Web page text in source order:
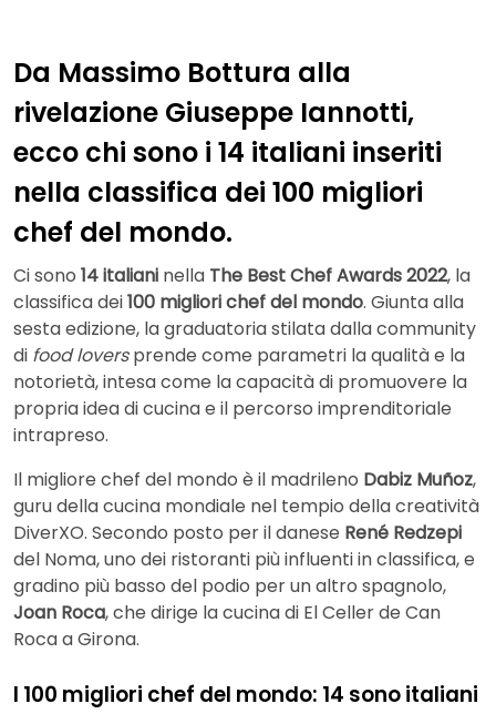
Da Massimo Bottura alla
rivelazione Giuseppe Iannotti,
ecco chi sono i 14 italiani inseriti
nella classifica dei 100 migliori
chef del mondo.
Ci sono 14 italiani nella The Best Chef Awards 2022, la
classifica dei100 migliori chef del mondo. Giunta alla
sesta edizione, la graduatoria stilata dalla community
di food loversprende come parametri la qualità e la
notorietà, intesa come la capacità di promuovere la
propria idea di cucina e il percorso imprenditoriale
intrapreso.
Il migliore chef del mondo è il madrileno Dabiz Muñoz,
guru della cucina mondiale nel tempio della creatività
DiverXO. Secondo posto per il danese René Redzepi
del Noma, uno dei ristoranti più influenti in classifica, e
gradino più basso del podio per un altro spagnolo,
Joan Roca, che dirige la cucina di El Celler de Can
Roca a Girona.
I 100 migliori chef del mondo: 14 sono italiani